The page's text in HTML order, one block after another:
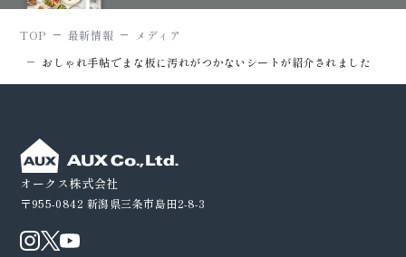
TOP 最新情報
メディア
おしゃれ手帖でまな板に汚れがつかないシートが紹介されました
オークス株式会社
〒955-0842 新潟県三条市島田2-8-3